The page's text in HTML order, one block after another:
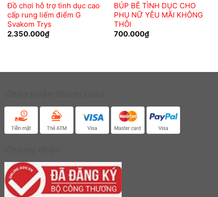
Đồ chơi hỗ trợ tình dục cao
cấp rung liếm điểm G
Svakom Trys
2.350.000₫
BÚP BÊ TÌNH DỤC CHO
PHỤ NỮ YÊU MÃI KHÔNG
THÔI
700.000₫